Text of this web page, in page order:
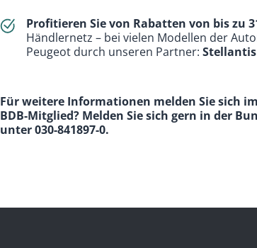
Profitieren Sie von Rabatten von bis zu
Händlernetz – bei vielen Modellen der
Peugeot durch unseren Partner:Stellantis
Für weitere Informationen melden Sie sich
BDB-Mitglied? Melden Sie sich gern in der
unter 030-841897-0.